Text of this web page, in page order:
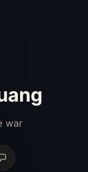
war
Phone